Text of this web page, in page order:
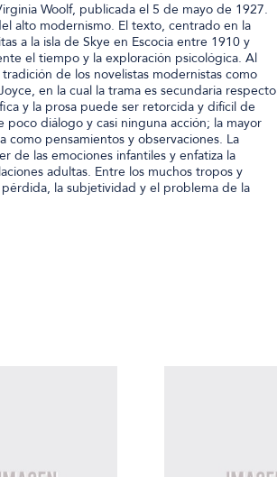
Woolf, publicada el 5 de mayo de 1927.
alto modernismo. El texto, centrado en la
a la isla de Skye en Escocia entre 1910 y
el tiempo y la exploración psicológica. Al
de los novelistas modernistas como
en la cual la trama es secundaria respecto
y la prosa puede ser retorcida y difícil de
poco diálogo y casi ninguna acción; la mayor
como pensamientos y observaciones. La
de las emociones infantiles y enfatiza la
adultas. Entre los muchos tropos y
la subjetividad y el problema de la